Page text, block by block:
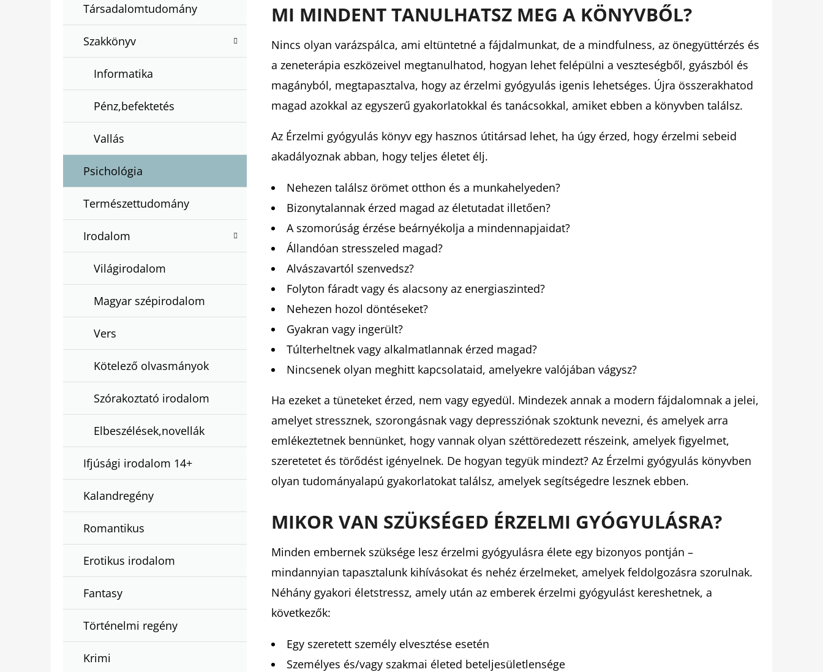
Társadalomtudomány
Szakkönyv
Informatika
Pénz,befektetés
Vallás
Psichológia
Természettudomány
Irodalom
Világirodalom
Magyar szépirodalom
Vers
Kötelező olvasmányok
Szórakoztató irodalom
Elbeszélések,novellák
Ifjúsági irodalom 14+
Kalandregény
Romantikus
Erotikus irodalom
Fantasy
Történelmi regény
Krimi
ből
csillag.
MI MINDENT TANULHATSZ MEG A KÖNYVBŐL?
Nincs olyan varázspálca, ami eltüntetné a fájdalmunkat, de a mindfulness, az önegyüttérzés és
a zeneterápia eszközeivel megtanulhatod, hogyan lehet felépülni a veszteségből, gyászból és
magányból, megtapasztalva, hogy az érzelmi gyógyulás igenis lehetséges. Újra összerakhatod
magad azokkal az egyszerű gyakorlatokkal és tanácsokkal, amiket ebben a könyvben találsz.
Az Érzelmi gyógyulás könyv egy hasznos útitársad lehet, ha úgy érzed, hogy érzelmi sebeid
akadályoznak abban, hogy teljes életet élj.
Nehezen találsz örömet otthon és a munkahelyeden?
Bizonytalannak érzed magad az életutadat illetően?
A szomorúság érzése beárnyékolja a mindennapjaidat?
Állandóan stresszeled magad?
Alvászavartól szenvedsz?
Folyton fáradt vagy és alacsony az energiaszinted?
Nehezen hozol döntéseket?
Gyakran vagy ingerült?
Túlterheltnek vagy alkalmatlannak érzed magad?
Nincsenek olyan meghitt kapcsolataid, amelyekre valójában vágysz?
Ha ezeket a tüneteket érzed, nem vagy egyedül. Mindezek annak a modern fájdalomnak a jelei,
amelyet stressznek, szorongásnak vagy depressziónak szoktunk nevezni, és amelyek arra
emlékeztetnek bennünket, hogy vannak olyan széttöredezett részeink, amelyek figyelmet,
szeretetet és törődést igényelnek. De hogyan tegyük mindezt? Az Érzelmi gyógyulás könyvben
olyan tudományalapú gyakorlatokat találsz, amelyek segítségedre lesznek ebben.
MIKOR VAN SZÜKSÉGED ÉRZELMI GYÓGYULÁSRA?
Minden embernek szüksége lesz érzelmi gyógyulásra élete egy bizonyos pontján –
mindannyian tapasztalunk kihívásokat és nehéz érzelmeket, amelyek feldolgozásra szorulnak.
Néhány gyakori életstressz, amely után az emberek érzelmi gyógyulást kereshetnek, a
következők:
Egy szeretett személy elvesztése esetén
Személyes és/vagy szakmai életed beteljesületlensége